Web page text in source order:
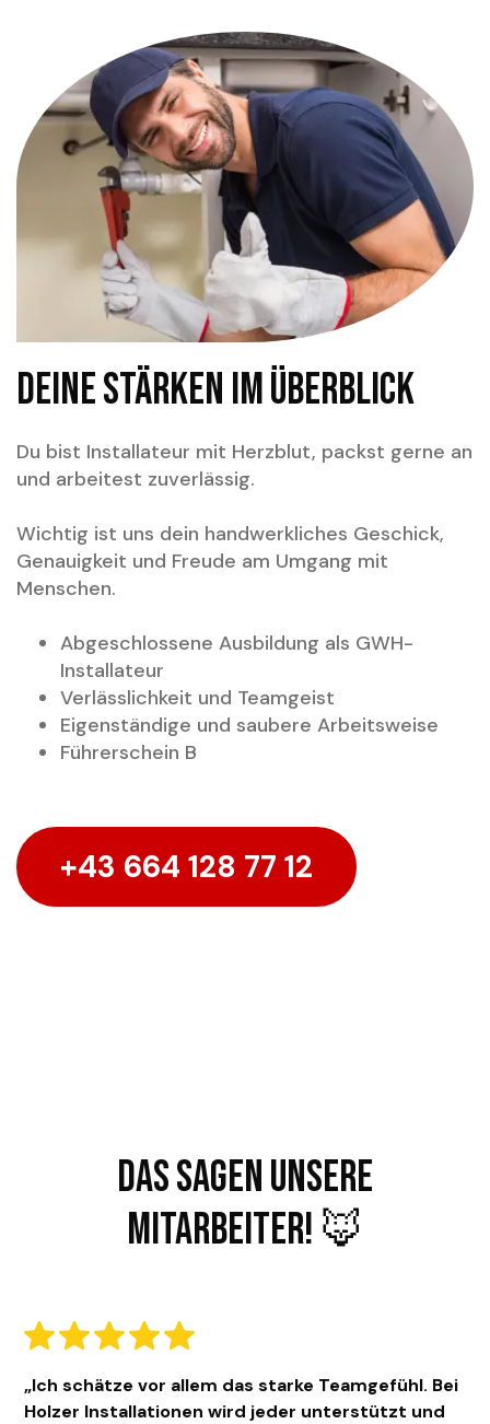
Deine Stärken im Überblick
Du bist Installateur mit Herzblut, packst gerne an
und arbeitest zuverlässig.
Wichtig ist uns dein handwerkliches Geschick,
Genauigkeit und Freude am Umgang mit
Menschen.
Abgeschlossene Ausbildung als GWH-
Installateur
Verlässlichkeit und Teamgeist
Eigenständige und saubere Arbeitsweise
Führerschein B
+43 664 128 77 12
Das sagen unsere
Mitarbeiter! 🦊
„Ich schätze vor allem das starke Teamgefühl. Bei
Holzer Installationen wird jeder unterstützt und